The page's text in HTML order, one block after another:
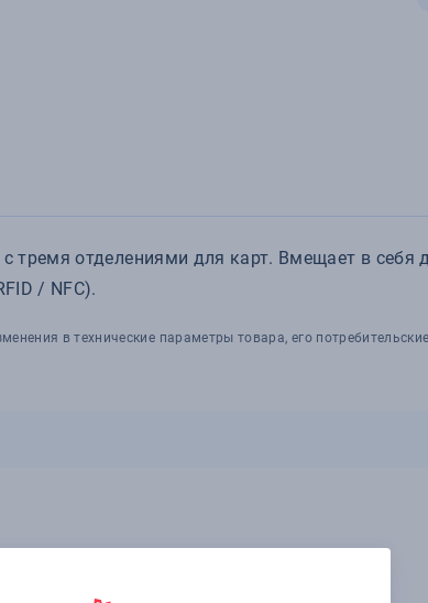
тремя отделениями для карт. Вмещает в себя
/ NFC).
в технические параметры товара, его